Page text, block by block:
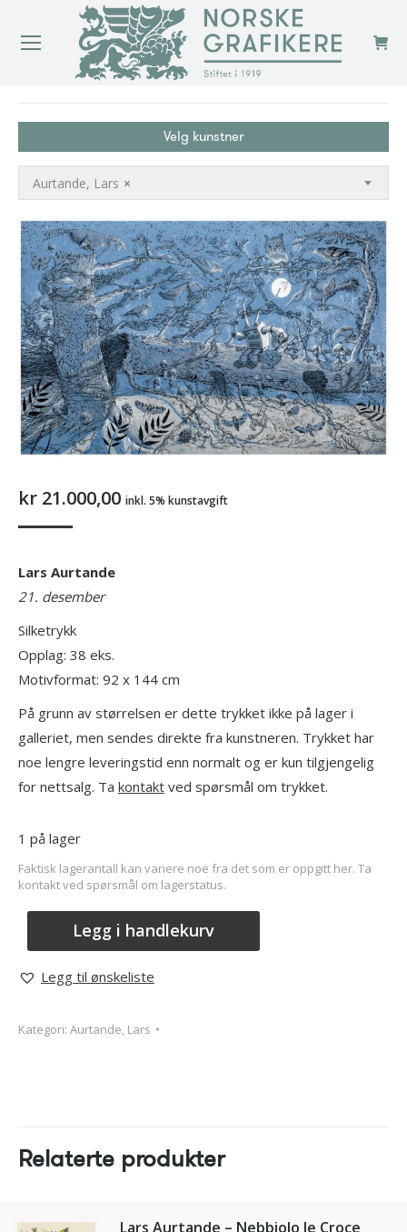
Velg kunstner
×
Aurtande, Lars
kr 21.000,00 inkl. 5% kunstavgift
Lars Aurtande
21. desember
Silketrykk
Opplag: 38 eks.
Motivformat: 92 x 144 cm
På grunn av størrelsen er dette trykket ikke på lager i
galleriet, men sendes direkte fra kunstneren. Trykket har
noe lengre leveringstid enn normalt og er kun tilgjengelig
for nettsalg. Ta kontakt ved spørsmål om trykket.
1 på lager
Faktisk lagerantall kan variere noe fra det som er oppgitt her. Ta
kontakt ved spørsmål om lagerstatus.
Legg i handlekurv
Legg til ønskeliste
Kategori: Aurtande, Lars
Relaterte produkter
Lars Aurtande – Nebbiolo le Croce